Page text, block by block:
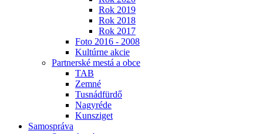
Rok 2019
Rok 2018
Rok 2017
Foto 2016 - 2008
Kultúrne akcie
Partnerské mestá a obce
TAB
Zemné
Tusnádfürdő
Nagyréde
Kunsziget
Samospráva